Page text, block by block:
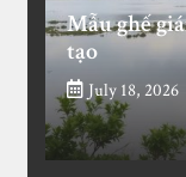
Mẫu ghế
tạo
July 18, 2026